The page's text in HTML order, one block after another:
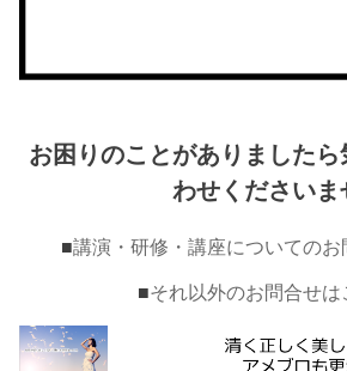
お困りのことがありました
わせくださいま
■講演・研修・講座についてのお
■それ以外のお問合せは